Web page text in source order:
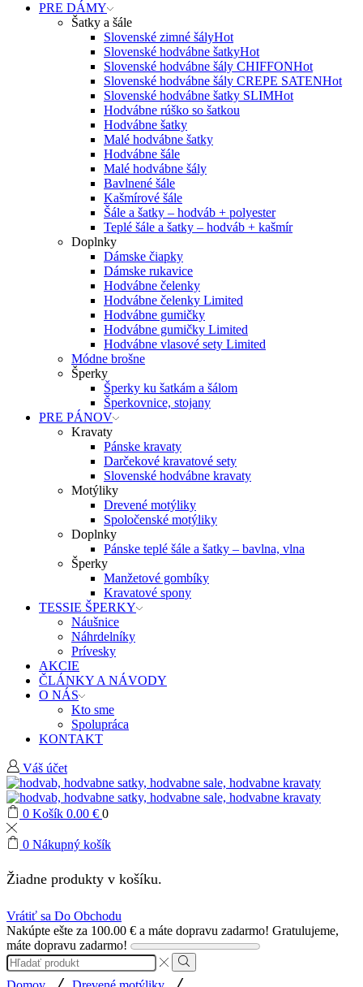
PRE DÁMY
Šatky a šále
Slovenské zimné šályHot
Slovenské hodvábne šatkyHot
Slovenské hodvábne šály CHIFFONHot
Slovenské hodvábne šály CREPE SATENHot
Slovenské hodvábne šatky SLIMHot
Hodvábne rúško so šatkou
Hodvábne šatky
Malé hodvábne šatky
Hodvábne šále
Malé hodvábne šály
Bavlnené šále
Kašmírové šále
Šále a šatky – hodváb + polyester
Teplé šále a šatky – hodváb + kašmír
Doplnky
Dámske čiapky
Dámske rukavice
Hodvábne čelenky
Hodvábne čelenky Limited
Hodvábne gumičky
Hodvábne gumičky Limited
Hodvábne vlasové sety Limited
Módne brošne
Šperky
Šperky ku šatkám a šálom
Šperkovnice, stojany
PRE PÁNOV
Kravaty
Pánske kravaty
Darčekové kravatové sety
Slovenské hodvábne kravaty
Motýliky
Drevené motýliky
Spoločenské motýliky
Doplnky
Pánske teplé šále a šatky – bavlna, vlna
Šperky
Manžetové gombíky
Kravatové spony
TESSIE ŠPERKY
Náušnice
Náhrdelníky
Prívesky
AKCIE
ČLÁNKY A NÁVODY
O NÁS
Kto sme
Spolupráca
KONTAKT
Váš účet
0 Košík 0.00 € 0
0 Nákupný košík
Žiadne produkty v košíku.
Vrátiť sa Do Obchodu
Nakúpte ešte za 100.00 € a máte dopravu zadarmo! Gratulujeme,
máte dopravu zadarmo!
Search
input
Search